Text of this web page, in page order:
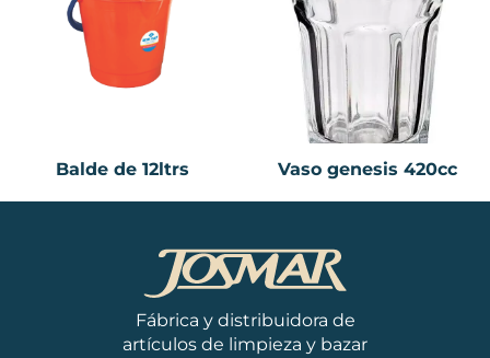
Balde de 12ltrs Vaso genesis 420cc
Fábrica y distribuidora de
artículos de limpieza y bazar